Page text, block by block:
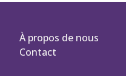
À propos de nous
Contact